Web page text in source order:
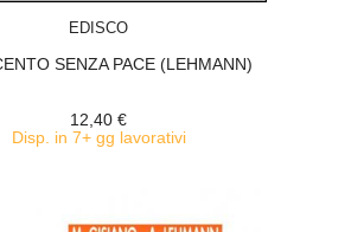
EDISCO
SENZA PACE (LEHMANN)
12,40 €
Disp. in 7+ gg lavorativi